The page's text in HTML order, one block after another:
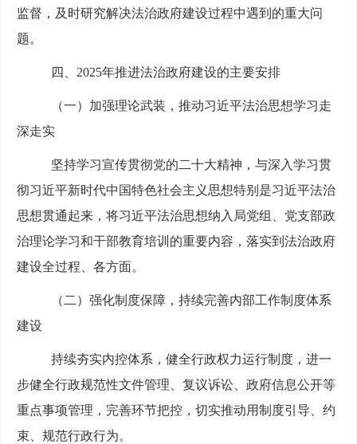
监督，及时研究解决法治政府建设过程中遇到的重大问
题。
四、 2025年推进法治政府建设的主要安排
（一） 加强理论武装，推动习近平法治思想学习走
深走实
坚持学习宣传贯彻党的二十大精神，与深入学习贯
彻习近平新时代中国特色社会主义思想特别是习近平法治
思想贯通起来，将习近平法治思想纳入局党组、党支部政
治理论学习和干部教育培训的重要内容，落实到法治政府
建设全过程、各方面。
（ 二 ） 强化制度保障，持续完善内部工作制度体系
建设
持续夯实内控体系，健全行政权力运行制度，进一
步健全行政规范性文件管理、复议诉讼、政府信息公开等
重点事项管理，完善环节把控 ， 切实推动用制度引导、约
束、规范行政行为。